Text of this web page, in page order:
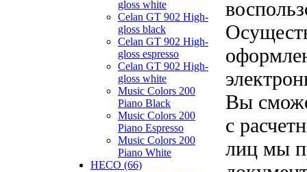
gloss white
Celan GT 902 High-
gloss black
Celan GT 902 High-
gloss espresso
Celan GT 902 High-
gloss white
Music Colors 200
Piano Black
Music Colors 200
Piano Espresso
Music Colors 200
Piano White
HECO (66)
Вы
с
лиц мы